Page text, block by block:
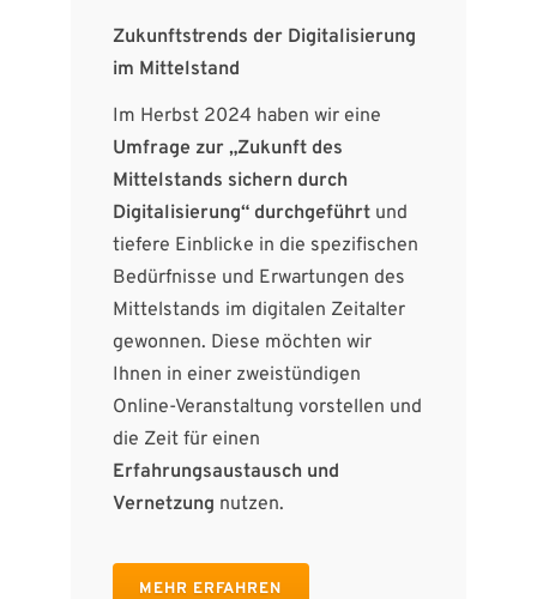
Zukunftstrends der Digitalisierung
im Mittelstand
Im Herbst 2024 haben wir eine
Umfrage zur „Zukunft des
Mittelstands sichern durch
Digitalisierung“ durchgeführt und
tiefere Einblicke in die spezifischen
Bedürfnisse und Erwartungen des
Mittelstands im digitalen Zeitalter
gewonnen. Diese möchten wir
Ihnen in einer zweistündigen
Online-Veranstaltung vorstellen und
die Zeit für einen
Erfahrungsaustausch und
Vernetzung nutzen.
MEHR ERFAHREN